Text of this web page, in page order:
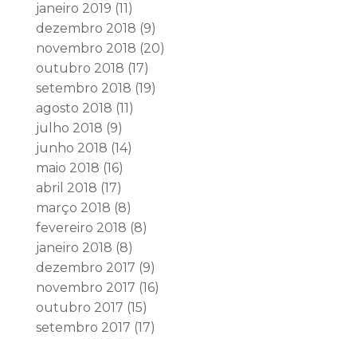
janeiro 2019 (11)
dezembro 2018 (9)
novembro 2018 (20)
outubro 2018 (17)
setembro 2018 (19)
agosto 2018 (11)
julho 2018 (9)
junho 2018 (14)
maio 2018 (16)
abril 2018 (17)
março 2018 (8)
fevereiro 2018 (8)
janeiro 2018 (8)
dezembro 2017 (9)
novembro 2017 (16)
outubro 2017 (15)
setembro 2017 (17)